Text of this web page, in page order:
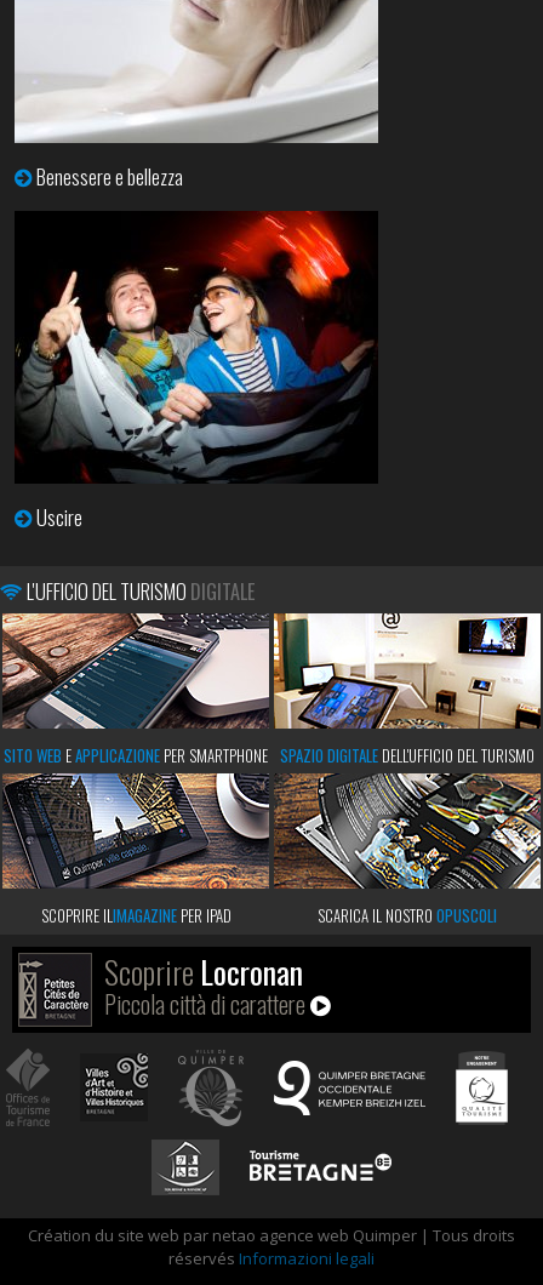
Benessere e bellezza
Uscire
L'UFFICIO DEL TURISMO DIGITALE
SITO WEB EAPPLICAZIONE PER SMARTPHONE SPAZIO DIGITALE DELL'UFFICIO DEL TURISMO
SCOPRIRE ILIMAGAZINEPER IPAD SCARICA IL NOSTRO OPUSCOLI
Scoprire Locronan
Piccola città di carattere
Création du site web par netao agence web Quimper | Tous droits
réservés Informazioni legali